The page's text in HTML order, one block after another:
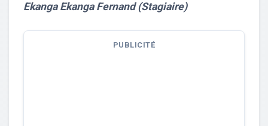
Ekanga Ekanga Fernand (Stagiaire)
PUBLICITÉ